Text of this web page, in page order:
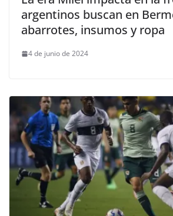
argentinos buscan en
abarrotes, insumos y ropa
4 de junio de 2024